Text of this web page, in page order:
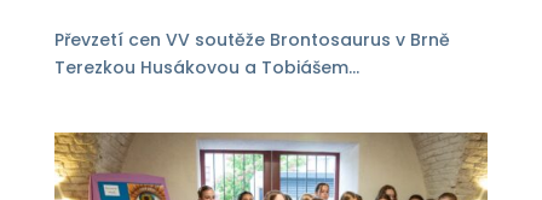
Převzetí cen VV soutěže Brontosaurus v Brně
Terezkou Husákovou a Tobiášem...